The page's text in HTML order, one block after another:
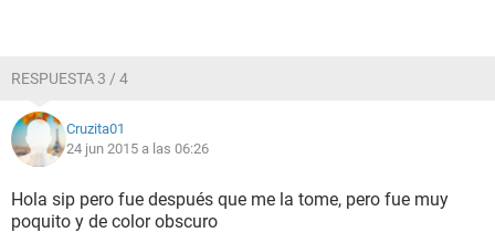
RESPUESTA 3 / 4
Cruzita01
24 jun 2015 a las 06:26
Hola sip pero fue después que me la tome, pero fue muy
poquito y de color obscuro